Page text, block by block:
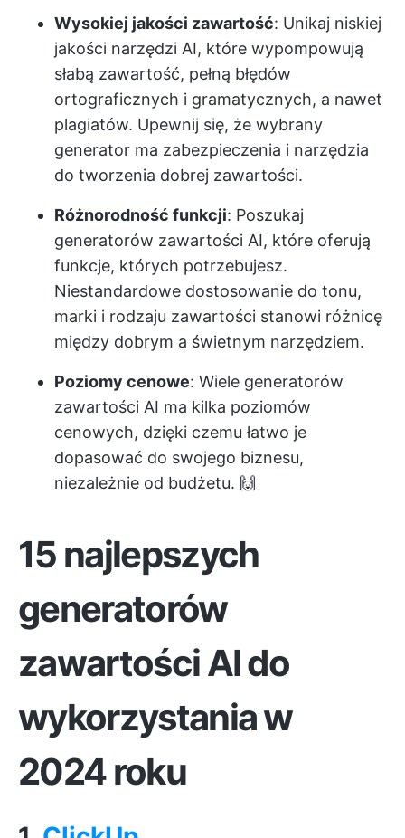
Wysokiej jakości zawartość: Unikaj niskiej
jakości narzędzi AI, które wypompowują
słabą zawartość, pełną błędów
ortograficznych i gramatycznych, a nawet
plagiatów. Upewnij się, że wybrany
generator ma zabezpieczenia i narzędzia
do tworzenia dobrej zawartości.
Różnorodność funkcji: Poszukaj
generatorów zawartości AI, które oferują
funkcje, których potrzebujesz.
Niestandardowe dostosowanie do tonu,
marki i rodzaju zawartości stanowi różnicę
między dobrym a świetnym narzędziem.
Poziomy cenowe: Wiele generatorów
zawartości AI ma kilka poziomów
cenowych, dzięki czemu łatwo je
dopasować do swojego biznesu,
niezależnie od budżetu. 🙌
15 najlepszych
generatorów
zawartości AI do
wykorzystania w
2024 roku